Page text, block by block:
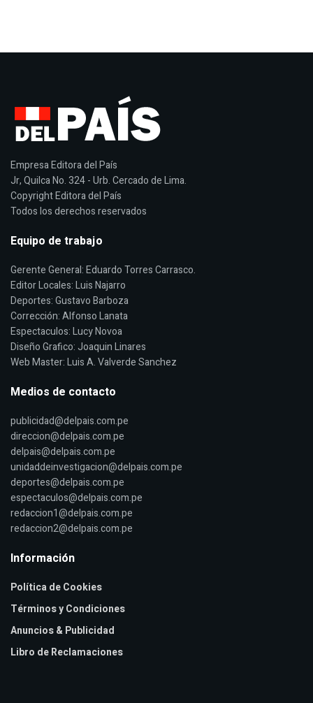
Empresa Editora del País
Jr, Quilca No. 324 - Urb. Cercado de Lima.
Copyright Editora del País
Todos los derechos reservados
Equipo de trabajo
Gerente General: Eduardo Torres Carrasco.
Editor Locales: Luis Najarro
Deportes: Gustavo Barboza
Corrección: Alfonso Lanata
Espectaculos: Lucy Novoa
Diseño Grafico: Joaquin Linares
Web Master: Luis A. Valverde Sanchez
Medios de contacto
publicidad@delpais.com.pe
direccion@delpais.com.pe
delpais@delpais.com.pe
unidaddeinvestigacion@delpais.com.pe
deportes@delpais.com.pe
espectaculos@delpais.com.pe
redaccion1@delpais.com.pe
redaccion2@delpais.com.pe
Información
Política de Cookies
Términos y Condiciones
Anuncios & Publicidad
Libro de Reclamaciones